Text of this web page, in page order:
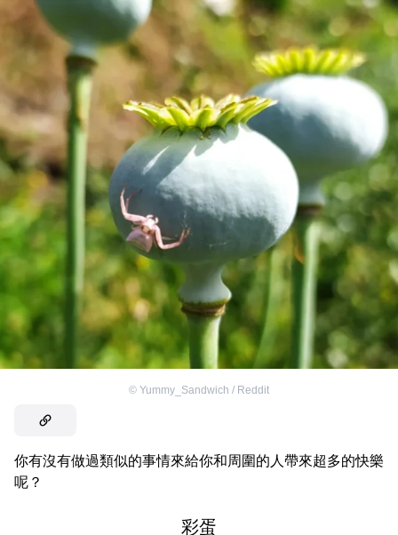
© Yummy_Sandwich / Reddit
你有沒有做過類似的事情來給你和周圍的人帶來超多的快樂
呢？
彩蛋